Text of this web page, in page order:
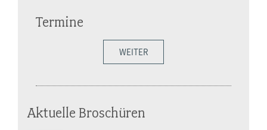
Termine
WEITER
Aktuelle Broschüren